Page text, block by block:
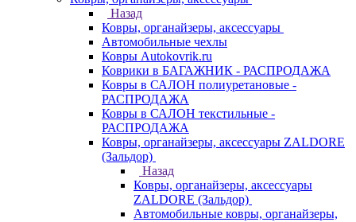
Назад
Ковры, органайзеры, аксессуары
Автомобильные чехлы
Ковры Autokovrik.ru
Коврики в БАГАЖНИК - РАСПРОДАЖА
Ковры в САЛОН полиуретановые -
РАСПРОДАЖА
Ковры в САЛОН текстильные -
РАСПРОДАЖА
Ковры, органайзеры, аксессуары ZALDORE
(Зальдор)
Назад
Ковры, органайзеры, аксессуары
ZALDORE (Зальдор)
Автомобильные ковры, органайзеры,